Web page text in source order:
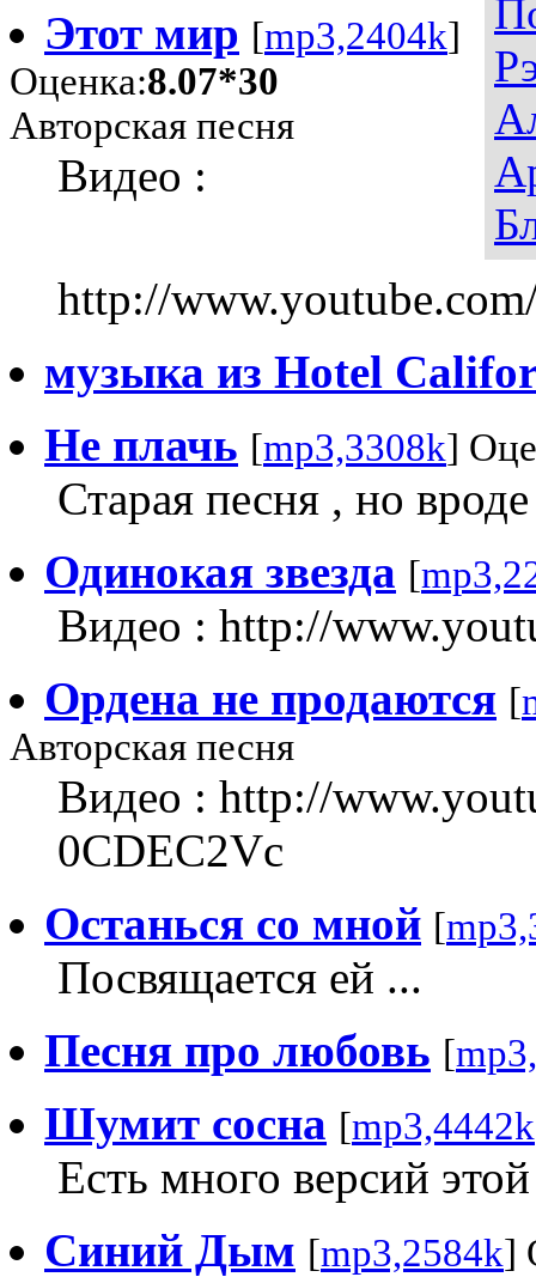
Этот мир [mp3,2404k]
Оценка:8.07*30
Авторская песня
Видео :
http://
музыка из Hotel
Не плачь [mp3,3308k]
Старая песня , но
Одинокая звезда [
Видео : http://
Ордена не продаются [
Авторская песня
Видео : http://
0CDEC2Vc
Oстанься со мной [
Посвящается ей ...
Песня про любовь [
Шумит сосна [mp3,4442k
Есть много версий
Синий Дым [mp3,2584k]